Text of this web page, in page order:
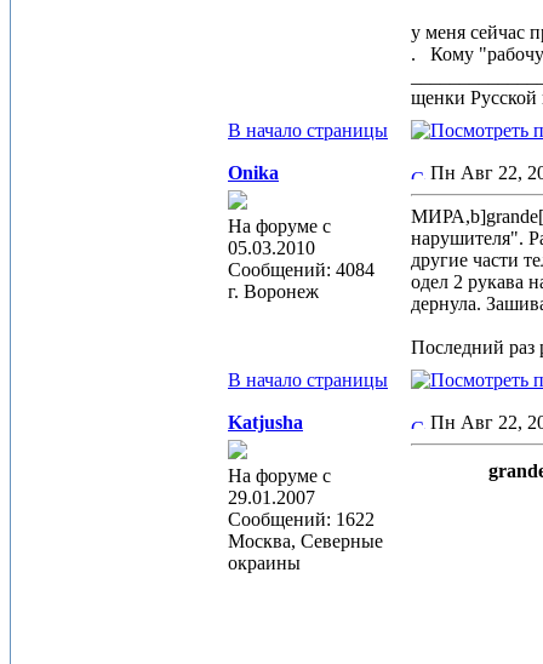
у меня сейчас
.
Кому
щенки Русской
В начало страницы
Onika
На форуме с
05.03.2010
Сообщений: 4084
г. Воронеж
Пн Авг 22,
нарушителя".
другие части
одел 2 рукава
дернула.
Последний раз
В начало страницы
Katjusha
На форуме с
29.01.2007
Сообщений: 1622
Москва, Северные
окраины
Пн Авг 22,